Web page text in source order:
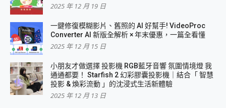
2025 年 12 月 19 日
一鍵修復模糊影片、舊照的 AI 好幫手! VideoProc
Converter AI 新版全解析 × 年末優惠，一篇全看懂
2025 年 12 月 15 日
小朋友才做選擇 投影機 RGB藍牙音響 氛圍情境燈 我
通通都要！ Starfish 2 幻彩膠囊投影機｜結合「 智慧
投影 & 煥彩流動 」的沈浸式生活新體驗
2025 年 12 月 13 日